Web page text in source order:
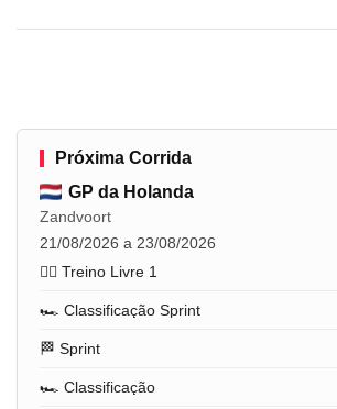
Próxima Corrida
GP da Holanda
Zandvoort
21/08/2026 a 23/08/2026
🏋️‍♂️ Treino Livre 1
🏎️ Classificação Sprint
🏁 Sprint
🏎️ Classificação